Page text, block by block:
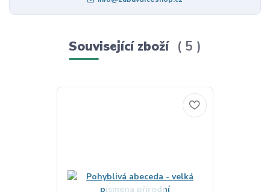
Související zboží 5